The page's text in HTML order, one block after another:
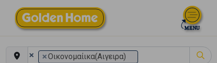
× ×Οικονομαίικα(Αιγειρα)